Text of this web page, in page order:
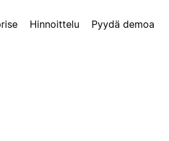
Hinnoittelu Pyydä demoa